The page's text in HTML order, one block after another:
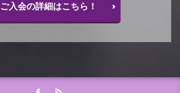
ご入会の詳細はこちら！